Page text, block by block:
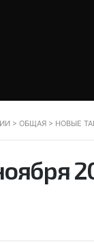
> ОБЩАЯ > НОВЫЕ